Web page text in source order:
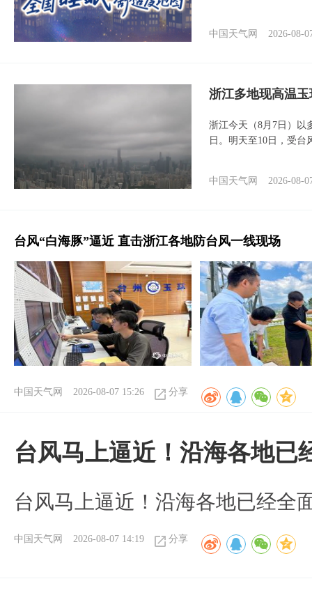
中国天气网 2026-08-
浙江多地现高温
浙江今天（8月7日）以
日。明天至10日，受台
中国天气网 2026-08-
台风“白海豚”逼近 直击浙江各地防台风一线现场
中国天气网 2026-08-07 15:26 分享
台风马上逼近！沿海各地已
台风马上逼近！沿海各地已经全
中国天气网 2026-08-07 14:19 分享